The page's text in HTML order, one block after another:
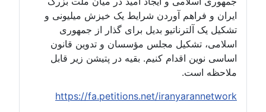
ایران و فراهم آوردن شرایط یک خیزش میلیونی و
تشکیل یک آلترناتیو بدیل برای گذار از جمهوری
اسلامی، تشکیل مجلس مؤسسان و تدوین قانون
اساسی نوین اقدام کنیم. بقیه در پتیشن زیر قابل
ملاحظه است.
https://fa.petitions.net/iranyarannetwork